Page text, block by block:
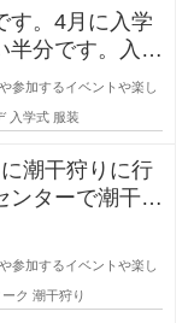
す。4月に入学
半分です。入学
の
参加するイベントや楽し
入学式 服装
潮干狩りに行
ンターで潮干狩
参加するイベントや楽し
ク 潮干狩り